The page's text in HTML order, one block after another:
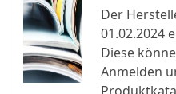
Der
01.02.2024
Diese
Anmelden